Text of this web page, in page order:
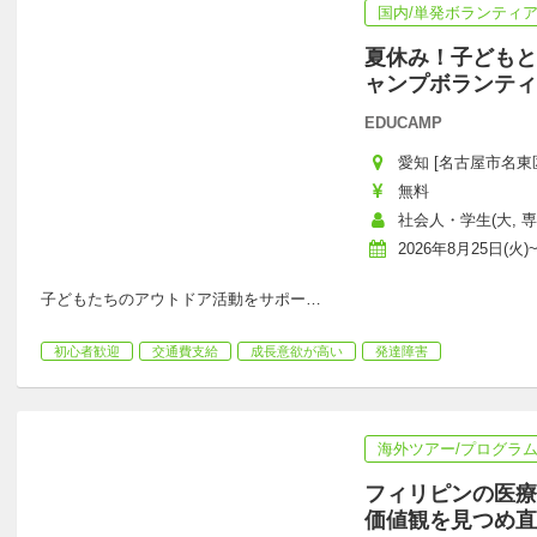
国内/単発ボランティア
夏休み！子ども
ャンプボランテ
EDUCAMP
愛知 [名古屋市名東
無料
社会人・学生(大,
2026年8月25日(火
子どもたちのアウトドア活動をサポー…
初心者歓迎 交通費支給 成長意欲が高い 発達障害
海外ツアー/プログラム
フィリピンの医
価値観を見つめ